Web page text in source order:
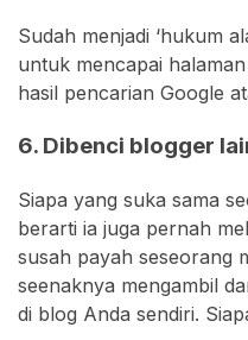
Sudah menjadi ‘hukum
untuk mencapai
hasil pencarian Google
6. Dibenci blogger
Siapa yang suka sama
berarti ia juga pernah
susah payah seseorang
seenaknya mengambil
di blog Anda sendiri.